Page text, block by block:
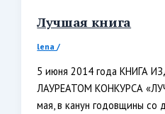
Лучшая книга
lena/
5 июня 2014 года КНИГА
ЛАУРЕАТОМ КОНКУРСА
мая, в канун годовщины со